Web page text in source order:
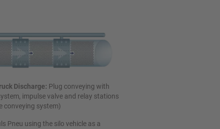
Discharge: Plug conveying with
impulse valve and relay stations
conveying system)
Pneu using the silo vehicle as a